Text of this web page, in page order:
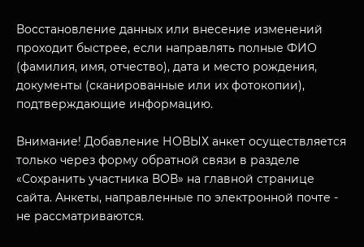
ПОСЕТИТЕЛЯМ
О НАС
Восстановление данных или внесение изменений
проходит быстрее, если направлять полные ФИО
(фамилия, имя, отчество), дата и место рождения,
документы (сканированные или их фотокопии),
подтверждающие информацию.
Внимание! Добавление НОВЫХ анкет осуществляется
только через форму обратной связи в разделе
«Сохранить участника ВОВ» на главной странице
сайта. Анкеты, направленные по электронной почте -
не рассматриваются.